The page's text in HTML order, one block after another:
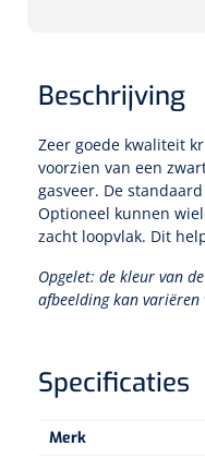
Optotypeschermen
Beschrijving
Zeer goede kwaliteit
voorzien van een
gasveer. De
Optioneel kunnen
zacht loopvlak. Dit
Opgelet: de kleur van
afbeelding kan
Specificaties
Merk